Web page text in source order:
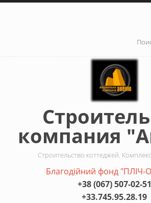
Перейти к основному содержанию
компания
Строительство коттеджей.
Благодiйний фонд "ПЛIЧ-
+38 (067) 507-02-51
+33.745.95.28.19